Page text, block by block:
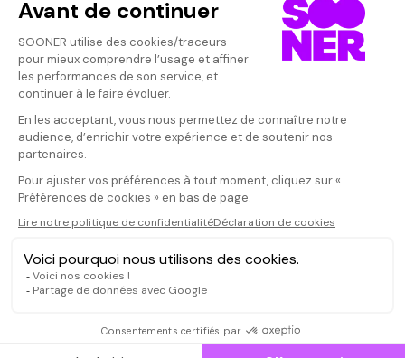
Vos avis
Donnez votre avis
Votre note
Votre commentaire
Il faut vous connecter pour
publier un avis
CONNEXION